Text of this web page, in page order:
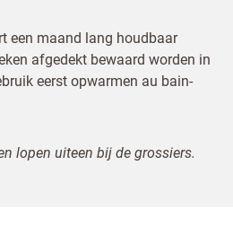
een maand lang houdbaar
afgedekt bewaard worden in
eerst opwarmen au bain-
lopen uiteen bij de grossiers.